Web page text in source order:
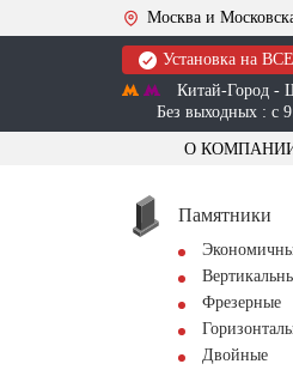
Москва и
Установка на
Китай-Город -
Без выходных : с
О
Памятники
Фрезерные
Двойные